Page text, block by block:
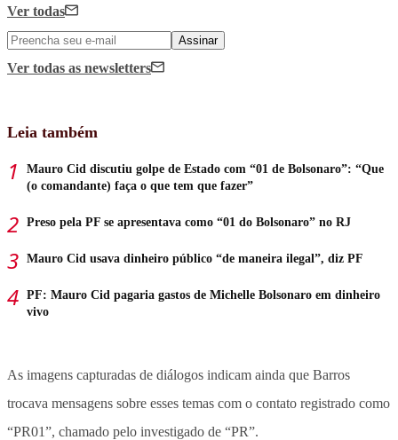
Ver todas
Assinar
Ver todas as newsletters
Leia também
Mauro Cid discutiu golpe de Estado com “01 de Bolsonaro”: “Que
(o comandante) faça o que tem que fazer”
Preso pela PF se apresentava como “01 do Bolsonaro” no RJ
Mauro Cid usava dinheiro público “de maneira ilegal”, diz PF
PF: Mauro Cid pagaria gastos de Michelle Bolsonaro em dinheiro
vivo
As imagens capturadas de diálogos indicam ainda que Barros
trocava mensagens sobre esses temas com o contato registrado como
“PR01”, chamado pelo investigado de “PR”.